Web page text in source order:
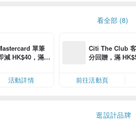
看全部 (8)
單筆
減 HK$40，滿 H
僅限「常用信
活動詳情
Citi The Club
分回贈，滿
前往活動頁
逛設計品牌